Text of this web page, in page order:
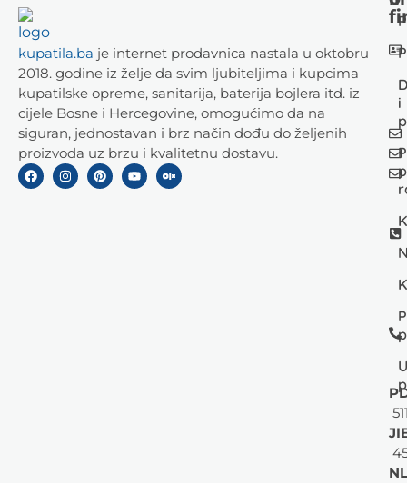
kupatila.ba je internet prodavnica nastala u oktobru
2018. godine iz želje da svim ljubiteljima i kupcima
kupatilske opreme, sanitarija, baterija bojlera itd. iz
cijele Bosne i Hercegovine, omogućimo da na
siguran, jednostavan i brz način dođu do željenih
proizvoda uz brzu i kvalitetnu dostavu.
i